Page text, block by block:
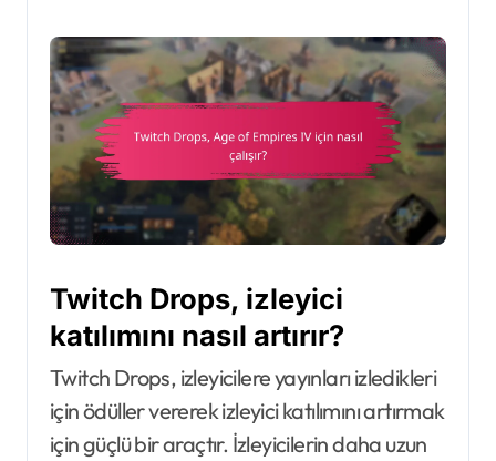
Twitch Drops, izleyici
katılımını nasıl artırır?
Twitch Drops, izleyicilere yayınları izledikleri
için ödüller vererek izleyici katılımını artırmak
için güçlü bir araçtır. İzleyicilerin daha uzun